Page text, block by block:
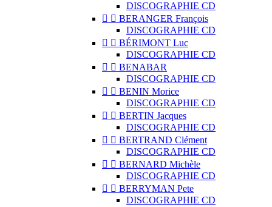
DISCOGRAPHIE CD
  BERANGER François
DISCOGRAPHIE CD
  BÉRIMONT Luc
DISCOGRAPHIE CD
  BENABAR
DISCOGRAPHIE CD
  BENIN Morice
DISCOGRAPHIE CD
  BERTIN Jacques
DISCOGRAPHIE CD
  BERTRAND Clément
DISCOGRAPHIE CD
  BERNARD Michèle
DISCOGRAPHIE CD
  BERRYMAN Pete
DISCOGRAPHIE CD